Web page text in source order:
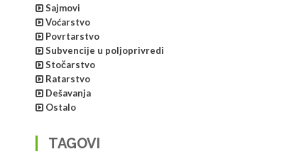
Sajmovi
Voćarstvo
Povrtarstvo
Subvencije u poljoprivredi
Stočarstvo
Ratarstvo
Dešavanja
Ostalo
TAGOVI